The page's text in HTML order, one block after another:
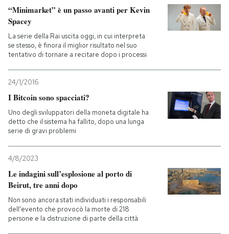
“Minimarket” è un passo avanti per Kevin
Spacey
La serie della Rai uscita oggi, in cui interpreta
se stesso, è finora il miglior risultato nel suo
tentativo di tornare a recitare dopo i processi
24/1/2016
I Bitcoin sono spacciati?
Uno degli sviluppatori della moneta digitale ha
detto che il sistema ha fallito, dopo una lunga
serie di gravi problemi
4/8/2023
Le indagini sull’esplosione al porto di
Beirut, tre anni dopo
Non sono ancora stati individuati i responsabili
dell'evento che provocò la morte di 218
persone e la distruzione di parte della città